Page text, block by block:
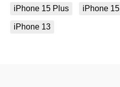
iPhone 15 Plus iPhone 15
iPhone 13